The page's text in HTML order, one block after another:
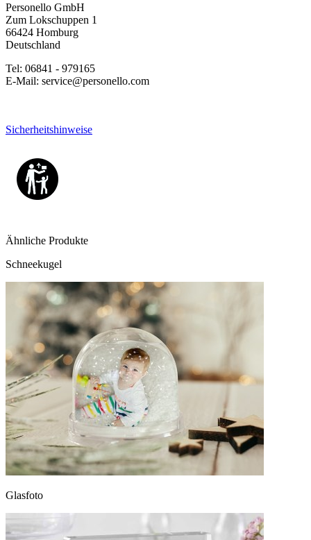
Personello GmbH
Zum Lokschuppen 1
66424 Homburg
Deutschland
Tel: 06841 - 979165
E-Mail: service@personello.com
Sicherheitshinweise
Ähnliche Produkte
Schneekugel
Glasfoto